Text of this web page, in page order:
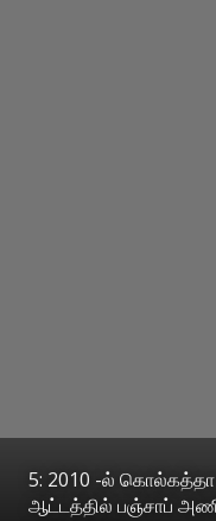
5: 2010 -ல்
ஆட்டத்தில் பஞ்சாப்